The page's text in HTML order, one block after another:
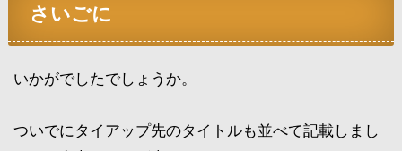
さいごに
いかがでしたでしょうか。
ついでにタイアップ先のタイトルも並べて記載しまし